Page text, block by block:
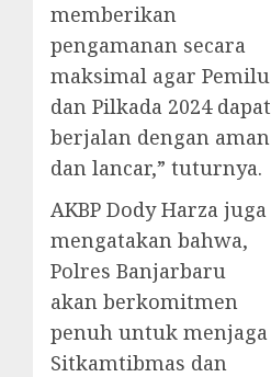
memberikan
pengamanan secara
maksimal agar Pemilu
dan Pilkada 2024 dapat
berjalan dengan aman
dan lancar,” tuturnya.
AKBP Dody Harza juga
mengatakan bahwa,
Polres Banjarbaru
akan berkomitmen
penuh untuk menjaga
Sitkamtibmas dan